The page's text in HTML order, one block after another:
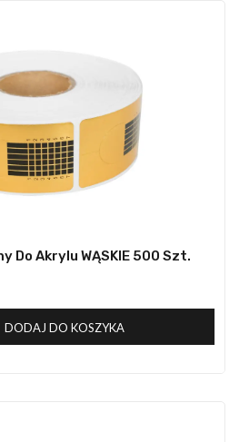
Do Akrylu WĄSKIE 500 Szt.
DODAJ DO KOSZYKA